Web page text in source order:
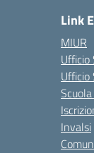
Link
MIUR
Ufficio
Ufficio
Invalsi